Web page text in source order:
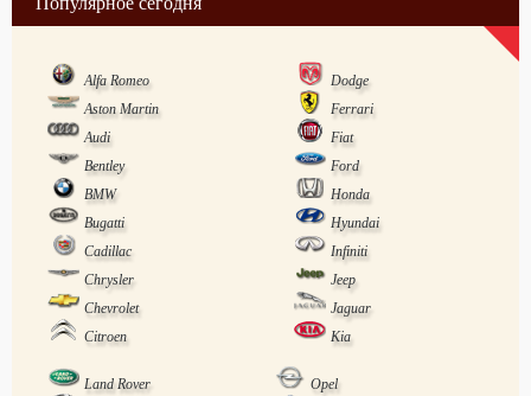
Alfa Romeo
Dodge
Aston Martin
Ferrari
Audi
Fiat
Bentley
Ford
BMW
Honda
Bugatti
Hyundai
Cadillac
Infiniti
Chrysler
Jeep
Chevrolet
Jaguar
Citroen
Kia
Land Rover
Opel